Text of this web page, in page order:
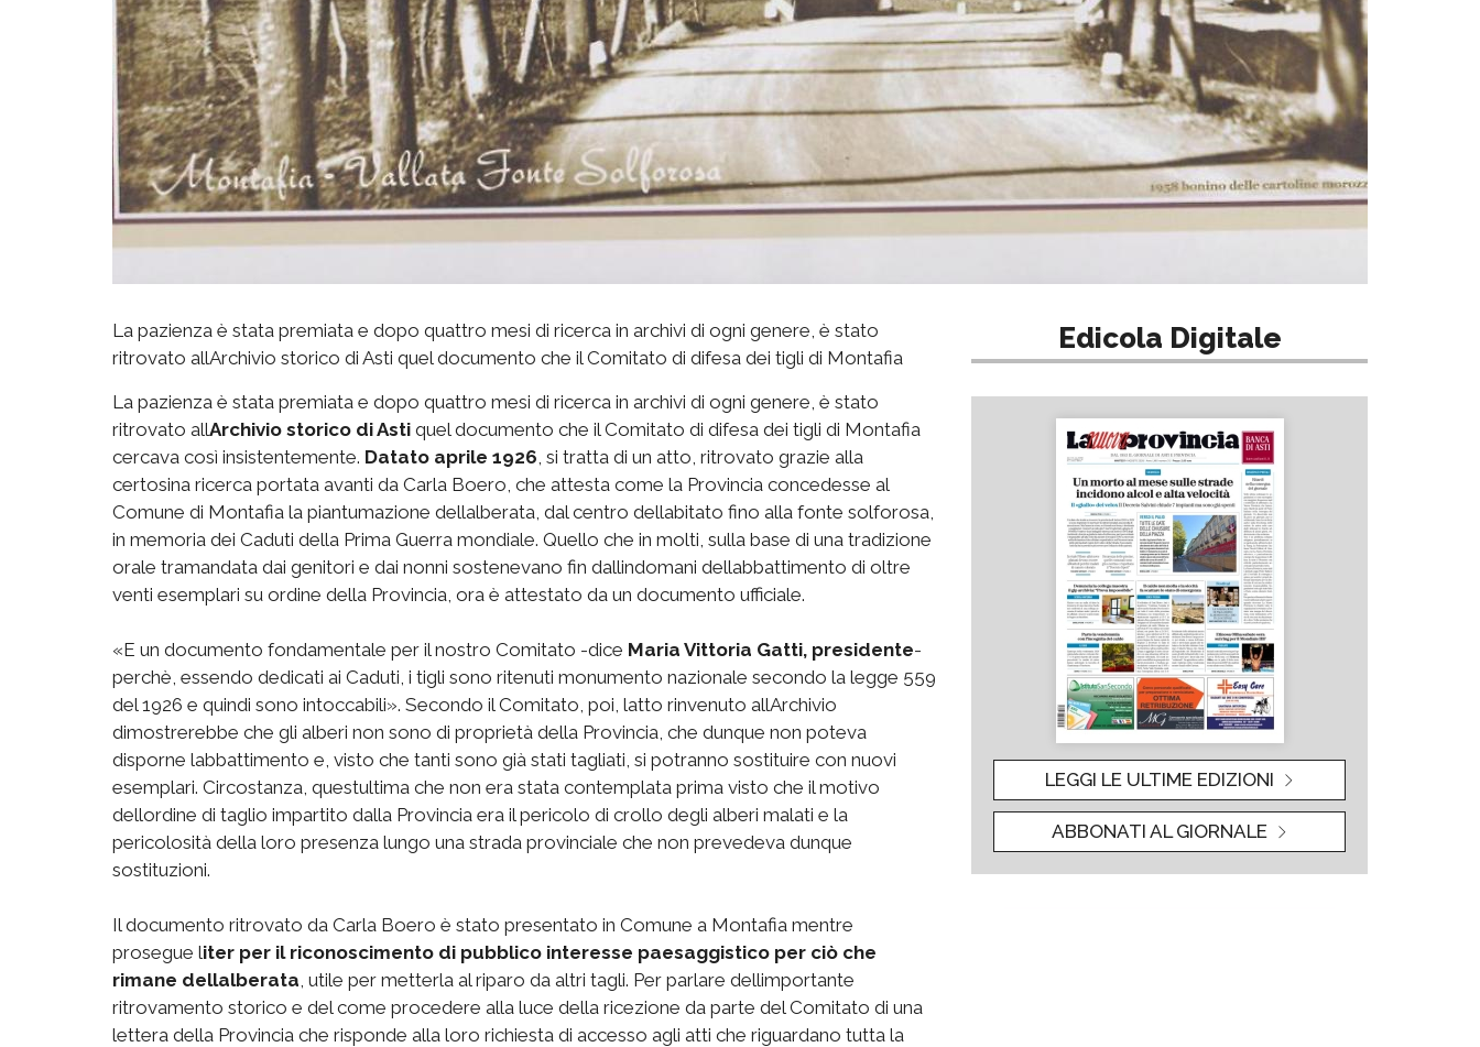
La pazienza è stata premiata e dopo quattro mesi di ricerca in archivi di ogni genere, è stato
ritrovato allArchivio storico di Asti quel documento che il Comitato di difesa dei tigli di Montafia
La pazienza è stata premiata e dopo quattro mesi di ricerca in archivi di ogni genere, è stato
ritrovato allArchivio storico di Asti quel documento che il Comitato di difesa dei tigli di Montafia
cercava così insistentemente. Datato aprile 1926 , si tratta di un atto, ritrovato grazie alla
certosina ricerca portata avanti da Carla Boero, che attesta come la Provincia concedesse al
Comune di Montafia la piantumazione dellalberata, dal centro dellabitato fino alla fonte solforosa,
in memoria dei Caduti della Prima Guerra mondiale. Quello che in molti, sulla base di una tradizione
orale tramandata dai genitori e dai nonni sostenevano fin dallindomani dellabbattimento di oltre
venti esemplari su ordine della Provincia, ora è attestato da un documento ufficiale.
«E un documento fondamentale per il nostro Comitato -dice Maria Vittoria Gatti, presidente-
perchè, essendo dedicati ai Caduti, i tigli sono ritenuti monumento nazionale secondo la legge 559
del 1926 e quindi sono intoccabili». Secondo il Comitato, poi, latto rinvenuto allArchivio
dimostrerebbe che gli alberi non sono di proprietà della Provincia, che dunque non poteva
disporne labbattimento e, visto che tanti sono già stati tagliati, si potranno sostituire con nuovi
esemplari. Circostanza, questultima che non era stata contemplata prima visto che il motivo
dellordine di taglio impartito dalla Provincia era il pericolo di crollo degli alberi malati e la
pericolosità della loro presenza lungo una strada provinciale che non prevedeva dunque
sostituzioni.
Il documento ritrovato da Carla Boero è stato presentato in Comune a Montafia mentre
prosegue liter per il riconoscimento di pubblico interesse paesaggistico per ciò che
rimane dellalberata , utile per metterla al riparo da altri tagli. Per parlare dellimportante
ritrovamento storico e del come procedere alla luce della ricezione da parte del Comitato di una
lettera della Provincia che risponde alla loro richiesta di accesso agli atti che riguardano tutta la
Edicola Digitale
LEGGI LE ULTIME EDIZIONI
ABBONATI AL GIORNALE